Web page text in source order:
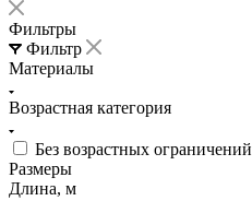
Фильтры
Фильтр
Материалы
Возрастная категория
Без возрастных ограничений
Размеры
Длина, м